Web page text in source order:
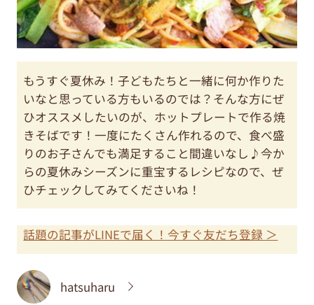
もうすぐ夏休み！子どもたちと一緒に何か作りた
いなと思っている方もいるのでは？そんな方にぜ
ひオススメしたいのが、ホットプレートで作る焼
きそばです！一度にたくさん作れるので、食べ盛
りのお子さんでも満足すること間違いなし♪今か
らの夏休みシーズンに重宝するレシピなので、ぜ
ひチェックしてみてくださいね！
話題の記事がLINEで届く！今すぐ友だち登録 ＞
hatsuharu